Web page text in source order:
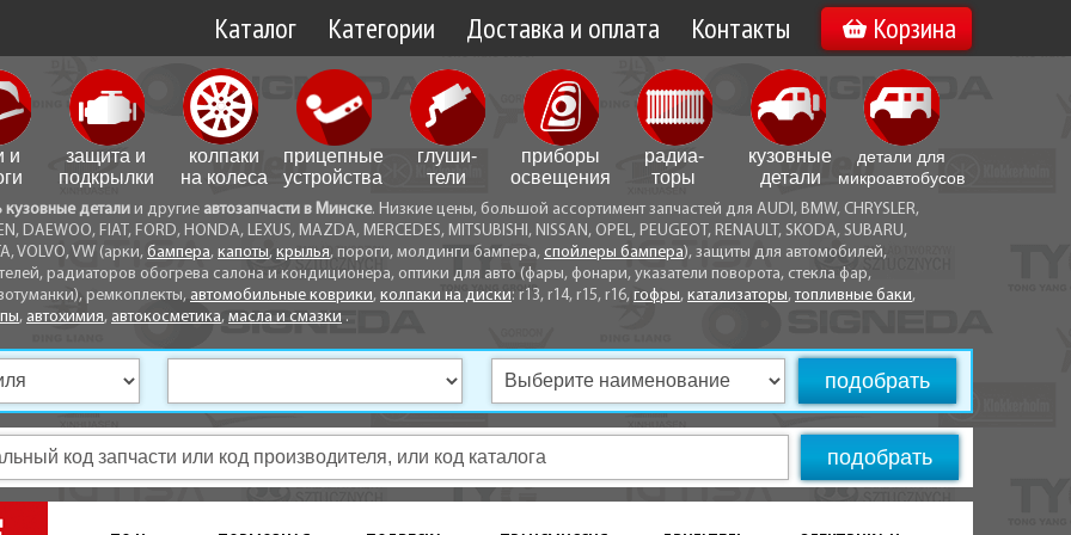
Каталог Категории Доставка и оплата
Доставка по Минску
Доставка по Беларуси
Самовывоз
Способы оплаты
Контакты
Вакансии
Корзина
и
защита и
подкрылки
колпаки
на колеса
прицепные
устройства
глуши­
тели
приборы
освещения
радиа­
торы
кузовные
детали
детали для
микро­автобусов
кузовные детали и другие автозапчасти в Минске. Низкие цены, большой ассортимент запчастей для AUDI, BMW, CHRYSLER,
DAEWOO, FIAT, FORD, HONDA, LEXUS, MAZDA, MERCEDES, MITSUBISHI, NISSAN, OPEL, PEUGEOT, RENAULT, SKODA, SUBARU,
VOLVO, VW (арки, бампера, капоты, крылья, пороги, молдинги бампера, спойлеры бампера), защиты для автомобилей,
радиаторов обогрева салона и кондиционера, оптики для авто (фары, фонари, указатели поворота, стекла фар,
ремкоплекты, автомобильные коврики, колпаки на диски: r13, r14, r15, r16, гофры, катализаторы,топливные баки,
, автохимия, автокосметика, масла и смазки .